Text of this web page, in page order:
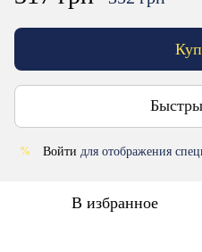
% Войти для отображения
В избранное